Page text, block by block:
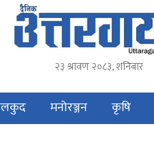
२३ श्रावण २०८३, शनिबार
मनोरञ्जन कृषि